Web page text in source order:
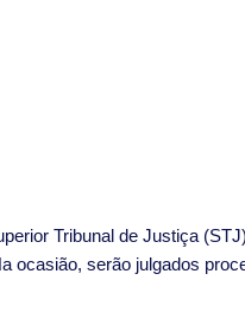
Tribunal de Justiça
ocasião, serão julgados